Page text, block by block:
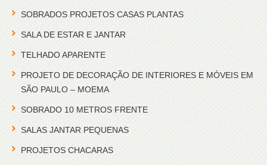
SOBRADOS PROJETOS CASAS PLANTAS
SALA DE ESTAR E JANTAR
TELHADO APARENTE
PROJETO DE DECORAÇÃO DE INTERIORES E MÓVEIS EM
SÃO PAULO – MOEMA
SOBRADO 10 METROS FRENTE
SALAS JANTAR PEQUENAS
PROJETOS CHACARAS